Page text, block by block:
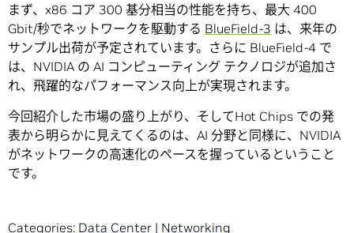
まず、x86 コア 300 基分相当の性能を持ち、最大 400
Gbit/秒でネットワークを駆動する BlueField-3 は、来年の
サンプル出荷が予定されています。さらに BlueField-4 で
は、NVIDIA の AI コンピューティング テクノロジが追加さ
れ、飛躍的なパフォーマンス向上が実現されます。
今回紹介した市場の盛り上がり、そしてHot Chips での発
表から明らかに見えてくるのは、AI 分野と同様に、NVIDIA
がネットワークの高速化のペースを握っているということ
です。
Categories: Data Center | Networking